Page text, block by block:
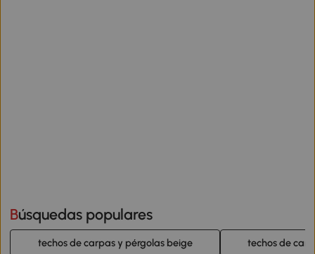
Búsquedas populares
techos de carpas y pérgolas beige techos de